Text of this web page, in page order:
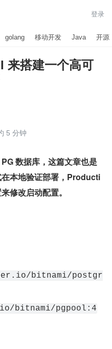
登录
golang 移动开发 Java 开源
来搭建一个高可
5 分钟
数据库，这篇文章也是
本地验证部署，Producti
修改启动配置。
bitnami/postgr
bitnami/pgpool:4